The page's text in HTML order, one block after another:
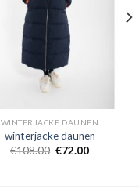
WINTERJACKE DAUNEN
winterjacke daunen
€108.00 €72.00